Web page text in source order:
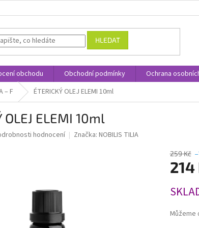
HLEDAT
obchodu Obchodní podmínky Ochrana
– F ÉTERICKÝ OLEJ ELEMI 10ml
OLEJ ELEMI 10ml
hodnocení Značka: NOBILIS TILIA
259 Kč
214
cena:
Můžeme